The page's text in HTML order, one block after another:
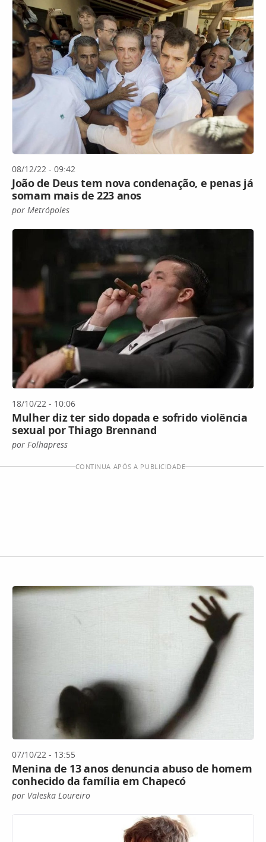
08/12/22 - 09:42
João de Deus tem nova condenação, e penas já
somam mais de 223 anos
por Metrópoles
18/10/22 - 10:06
Mulher diz ter sido dopada e sofrido violência
sexual por Thiago Brennand
por Folhapress
CONTINUA APÓS A PUBLICIDADE
07/10/22 - 13:55
Menina de 13 anos denuncia abuso de homem
conhecido da família em Chapecó
por Valeska Loureiro